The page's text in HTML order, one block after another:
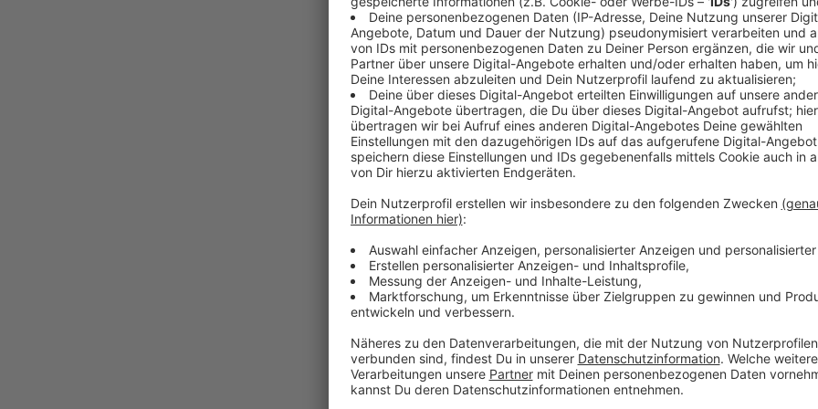
Comedy
Elvis Eifel - Das
Vorstellen brauchen wir ihn euch nicht. Seit 2003
seine Späße am Telefon mit seinen Hörerinnen und
müssen am Ende mit lachen - wenn auch nicht
bekommen könnt, ist Elvis nun unter die Podcaster
die Uhr zur Verfügung. Hier bekommt Ihr außerdem
Telefonate in längerer Version. Elvis wird sich mit
Telefonate aus den letzten zwei Jahrzehnten
ergangen ist und wobei er selbst mal ins